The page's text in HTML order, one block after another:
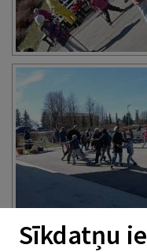
Sīkdatņu